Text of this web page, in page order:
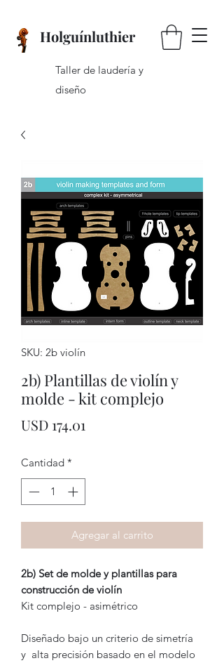
Holguínluthier
Taller de laudería y
diseño
SKU: 2b violín
2b) Plantillas de violín y
molde - kit complejo
USD 174.01
Cantidad *
Agregar al carrito
2b) Set de molde y plantillas para
construcción de violín
Kit complejo - asimétrico
Diseñado bajo un criterio de simetría
y alta precisión basado en el modelo